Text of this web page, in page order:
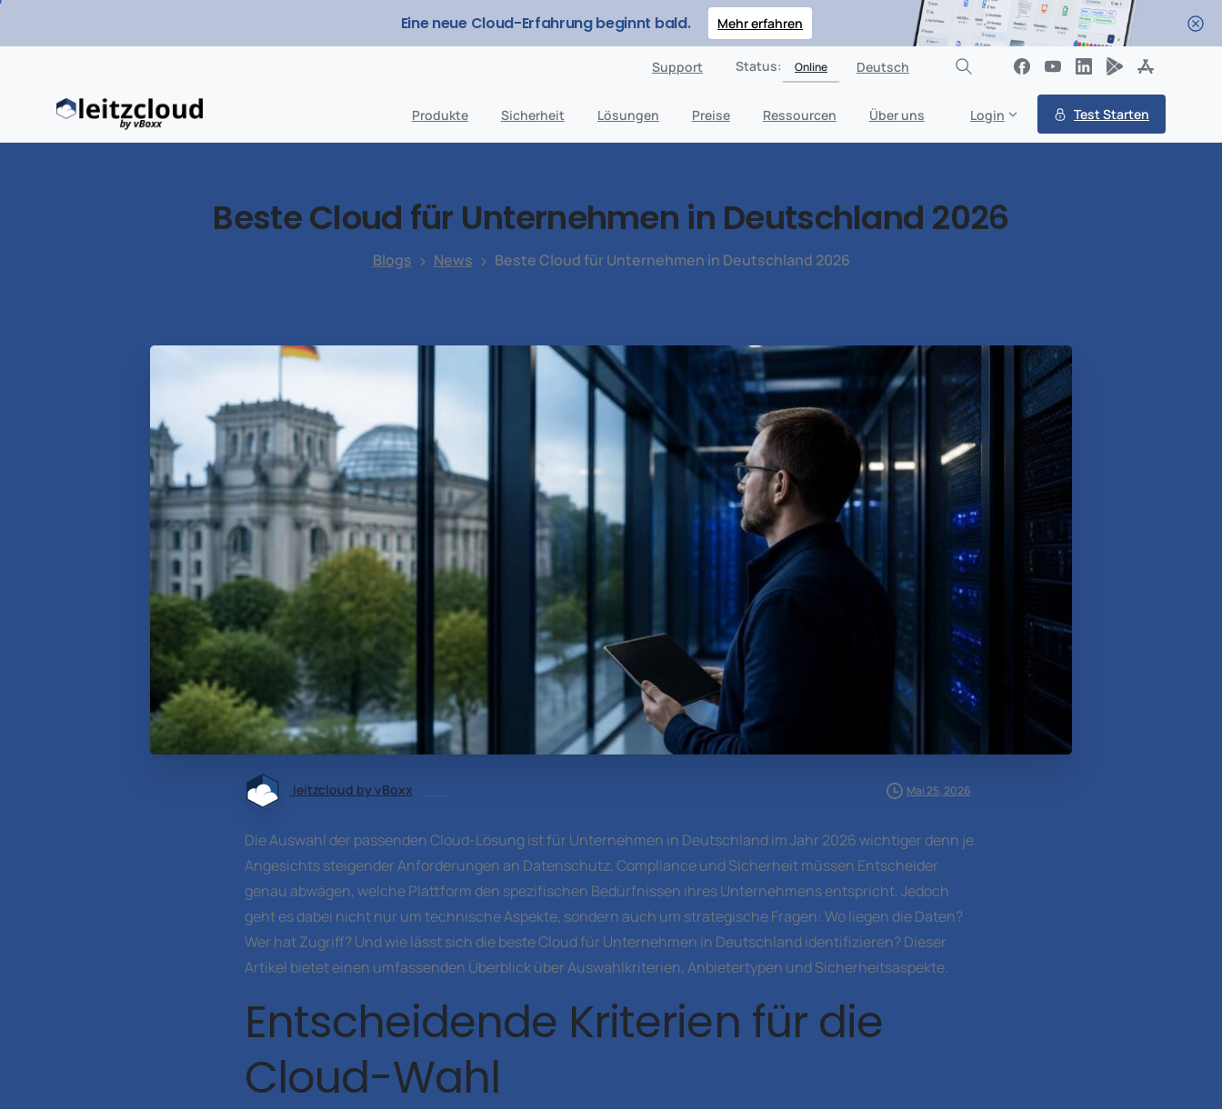
Eine neue Cloud-Erfahrung beginnt bald. Mehr erfahren
Support Status: Online Deutsch
Produkte Sicherheit Lösungen Preise Ressourcen Über uns Login Test Starten
BesteCloud für Unternehmen in Deutschland 2026
Blogs News Beste Cloud für Unternehmen in Deutschland 2026
leitzcloud by vBoxx Mai 25, 2026
Die Auswahl der passenden Cloud-Lösung ist für Unternehmen in Deutschland im Jahr 2026 wichtiger denn je.
Angesichts steigender Anforderungen an Datenschutz, Compliance und Sicherheit müssen Entscheider
genau abwägen, welche Plattform den spezifischen Bedürfnissen ihres Unternehmens entspricht. Jedoch
geht es dabei nicht nur um technische Aspekte, sondern auch um strategische Fragen: Wo liegen die Daten?
Wer hat Zugriff? Und wie lässt sich die beste Cloud für Unternehmen in Deutschland identifizieren? Dieser
Artikel bietet einen umfassenden Überblick über Auswahlkriterien, Anbietertypen und Sicherheitsaspekte.
Entscheidende Kriterien für die
Cloud-Wahl